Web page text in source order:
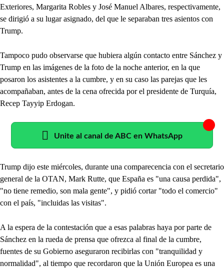
Exteriores, Margarita Robles y José Manuel Albares, respectivamente,
se dirigió a su lugar asignado, del que le separaban tres asientos con
Trump.
Tampoco pudo observarse que hubiera algún contacto entre Sánchez y
Trump en las imágenes de la foto de la noche anterior, en la que
posaron los asistentes a la cumbre, y en su caso las parejas que les
acompañaban, antes de la cena ofrecida por el presidente de Turquía,
Recep Tayyip Erdogan.
Unite al canal de ABC en WhatsApp
Trump dijo este miércoles, durante una comparecencia con el secretario
general de la OTAN, Mark Rutte, que España es "una causa perdida",
"no tiene remedio, son mala gente", y pidió cortar "todo el comercio"
con el país, "incluidas las visitas".
A la espera de la contestación que a esas palabras haya por parte de
Sánchez en la rueda de prensa que ofrezca al final de la cumbre,
fuentes de su Gobierno aseguraron recibirlas con "tranquilidad y
normalidad", al tiempo que recordaron que la Unión Europea es una